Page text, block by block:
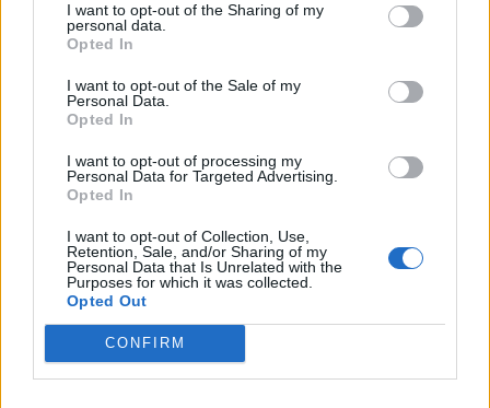
I want to opt-out of the Sharing of my
personal data.
Opted In
I want to opt-out of the Sale of my
Personal Data.
Opted In
I want to opt-out of processing my
Personal Data for Targeted Advertising.
Opted In
I want to opt-out of Collection, Use,
Retention, Sale, and/or Sharing of my
Personal Data that Is Unrelated with the
Purposes for which it was collected.
Opted Out
CONFIRM
20 Maggio 2018 alle ore 19:13
·Ti stimo
Phoenix
20 Maggio 2018